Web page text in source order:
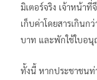
มิเตอร์จริง เจ้าหน้าที่
เก็บค่าโดยสารเกินก
บาท และพักใช้ใบอนุ
ทั้งนี้ หากประชาชนท่